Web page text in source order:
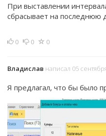
При выставлении
сбрасывает на последнюю
0 0 0
Владислав написал 05
Я предлагал, что бы было